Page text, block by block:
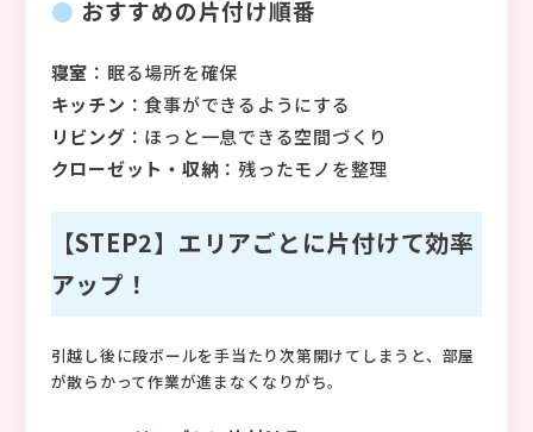
おすすめの片付け順番
寝室 ：眠る場所を確保
キッチン ：食事ができるようにする
リビング ：ほっと一息できる空間づくり
クローゼット・収納 ：残ったモノを整理
【STEP2】エリアごとに片付けて効率
アップ！
引越し後に段ボールを手当たり次第開けてしまうと、部屋
が散らかって作業が進まなくなりがち。